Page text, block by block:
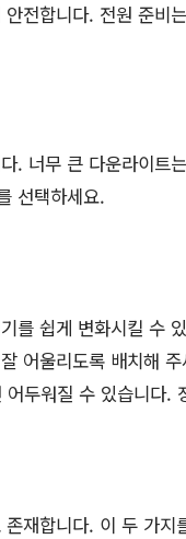
전합니다. 전원 준비
. 너무 큰 다운라이트
선택하세요.
를 쉽게 변화시킬 수
어울리도록 배치해
두워질 수 있습니다.
재합니다. 이 두 가